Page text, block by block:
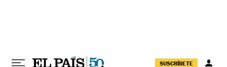
SUSCRÍBETE